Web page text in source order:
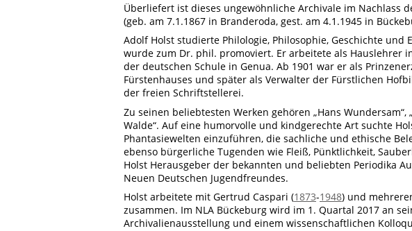
Überliefert ist dieses ungewöhnliche Archivale im Nachlass
(geb. am 7.1.1867 in Branderoda, gest. am 4.1.1945 in
Adolf Holst studierte Philologie, Philosophie, Geschichte
wurde zum Dr. phil. promoviert. Er arbeitete als Hauslehrer
der deutschen Schule in Genua. Ab 1901 war er als
Fürstenhauses und später als Verwalter der Fürstlichen
der freien Schriftstellerei.
Zu seinen beliebtesten Werken gehören „Hans Wundersam“,
Walde“. Auf eine humorvolle und kindgerechte Art suchte
Phantasiewelten einzuführen, die sachliche und ethische
ebenso bürgerliche Tugenden wie Fleiß, Pünktlichkeit,
Holst Herausgeber der bekannten und beliebten Periodika
Neuen Deutschen Jugendfreundes.
Holst arbeitete mit Gertrud Caspari (1873-1948) und
zusammen. Im NLA Bückeburg wird im 1. Quartal 2017 an
Archivalienausstellung und einem wissenschaftlichen